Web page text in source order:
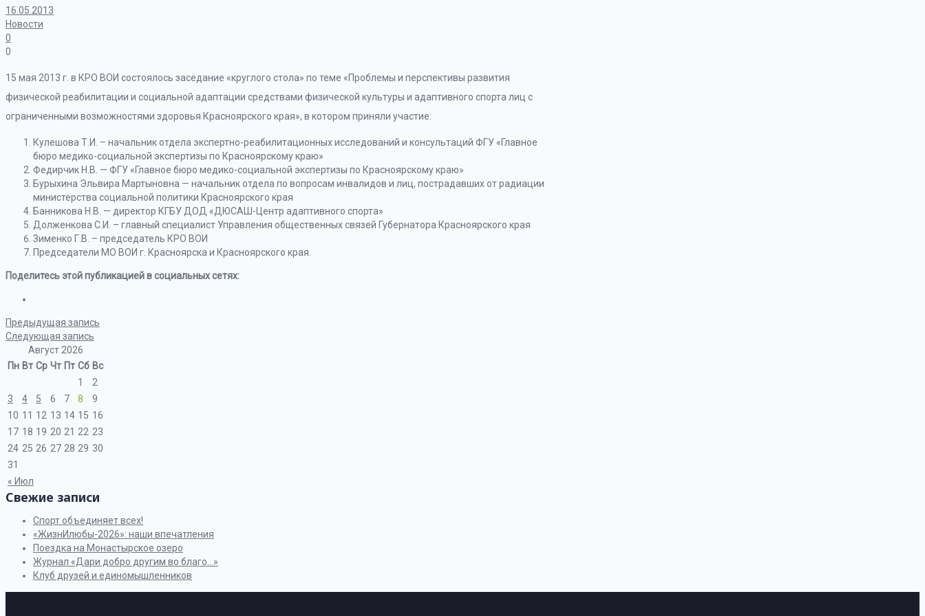
16.05.2013
Новости
0
0
15 мая 2013 г. в КРО ВОИ состоялось заседание «круглого стола» по теме «Проблемы и перспективы развития
физической реабилитации и социальной адаптации средствами физической культуры и адаптивного спорта лиц с
ограниченными возможностями здоровья Красноярского края», в котором приняли участие:
Кулешова Т.И. – начальник отдела экспертно-реабилитационных исследований и консультаций ФГУ «Главное
бюро медико-социальной экспертизы по Красноярскому краю»
Федирчик Н.В. — ФГУ «Главное бюро медико-социальной экспертизы по Красноярскому краю»
Бурыхина Эльвира Мартыновна — начальник отдела по вопросам инвалидов и лиц, пострадавших от радиации
министерства социальной политики Красноярского края
Банникова Н.В. — директор КГБУ ДОД «ДЮСАШ-Центр адаптивного спорта»
Долженкова С.И. – главный специалист Управления общественных связей Губернатора Красноярского края
Зименко Г.В. – председатель КРО ВОИ
Председатели МО ВОИ г. Красноярска и Красноярского края.
Поделитесь этой публикацией в социальных сетях:
Предыдущая запись
Следующая запись
Август 2026
Пн Вт Ср Чт Пт Сб Вс
« Июл
1
2
3
4 5 6 7 8
9
10 11 12 13 14 15 16
17 18 19 20 21 22 23
24 25 26 27 28 29 30
31
Свежие записи
Спорт объединяет всех!
«ЖизнИлюбы-2026»: наши впечатления
Поездка на Монастырское озеро
Журнал «Дари добро другим во благо…»
Клуб друзей и единомышленников